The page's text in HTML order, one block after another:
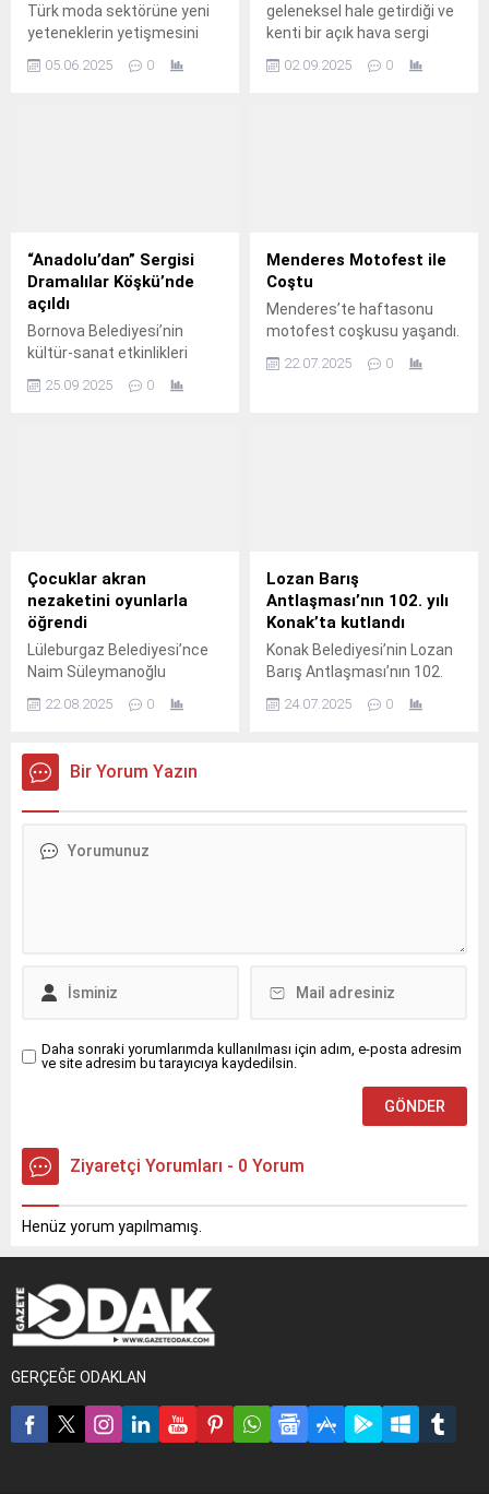
Türk moda sektörüne yeni
yeteneklerin yetişmesini
Akademisi, mezun verdiği
05.06.2025 0
geleneksel hale getirdiği ve
kenti bir açık hava sergi
(Duvar Resimleri) Festivali 1
02.09.2025 0
“Anadolu’dan” Sergisi
Dramalılar Köşkü’nde
açıldı
Bornova Belediyesi’nin
kültür-sanat etkinlikleri
Aydın’ın “Anadolu’dan” isimli
25.09.2025 0
Menderes Motofest ile
Coştu
Menderes’te haftasonu
motofest coşkusu yaşandı.
22.07.2025 0
Çocuklar akran
nezaketini oyunlarla
öğrendi
Lüleburgaz Belediyesi’nce
Naim Süleymanoğlu
ile Yaratıcı Drama’ etkinliği
22.08.2025 0
Lozan Barış
Antlaşması’nın 102. yılı
Konak’ta kutlandı
Konak Belediyesi’nin Lozan
Barış Antlaşması’nın 102.
24.07.2025 0
Bir Yorum Yazın
Daha sonraki yorumlarımda kullanılması için adım, e-posta adresim
ve site adresim bu tarayıcıya kaydedilsin.
Ziyaretçi Yorumları - 0 Yorum
Henüz yorum yapılmamış.
GERÇEĞE ODAKLAN